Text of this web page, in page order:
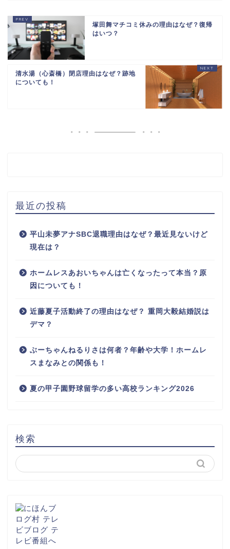
塚田舞マチコミ休みの理由はなぜ？復帰
はいつ？
清水湯（心斎橋）閉店理由はなぜ？跡地
についても！
最近の投稿
平山未夢アナSBC退職理由はなぜ？最近見ないけど
現在は？
ホームレスあおいちゃんは亡くなったって本当？原
因についても！
近藤夏子活動終了の理由はなぜ？ 重岡大毅結婚説は
デマ？
ぶーちゃんねるりさは何者？年齢や大学！ホームレ
スまなみとの関係も！
夏の甲子園野球留学の多い高校ランキング2026
検索